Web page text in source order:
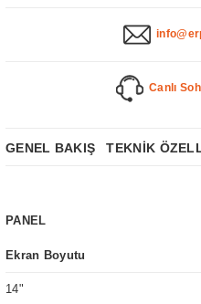
Canlı
GENEL BAKIŞ TEKNİK
PANEL
Ekran Boyutu
14"